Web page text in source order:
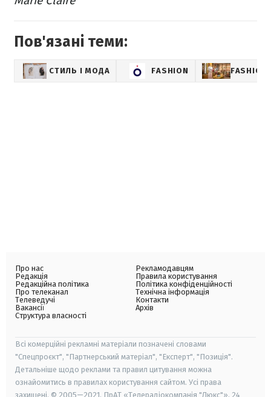
Пов'язані теми:
СТИЛЬ І МОДА FASHION
Про нас
Редакція
Редакційна політика
Про телеканал
Телеведучі
Вакансії
Структура власності
Рекламодавцям
Правила користування
Політика конфіденційності
Технічна інформація
Контакти
Архів
Всі комерційні рекламні матеріали позначені словами
"Спецпроєкт", "Партнерський матеріал", "Експерт", "Позиція".
Детальніше щодо реклами та правил цитування можна
ознайомитись в правилах користування сайтом. Усі права
захищені. © 2005—2021, ПрАТ «Телерадіокомпанія "Люкс"», 24